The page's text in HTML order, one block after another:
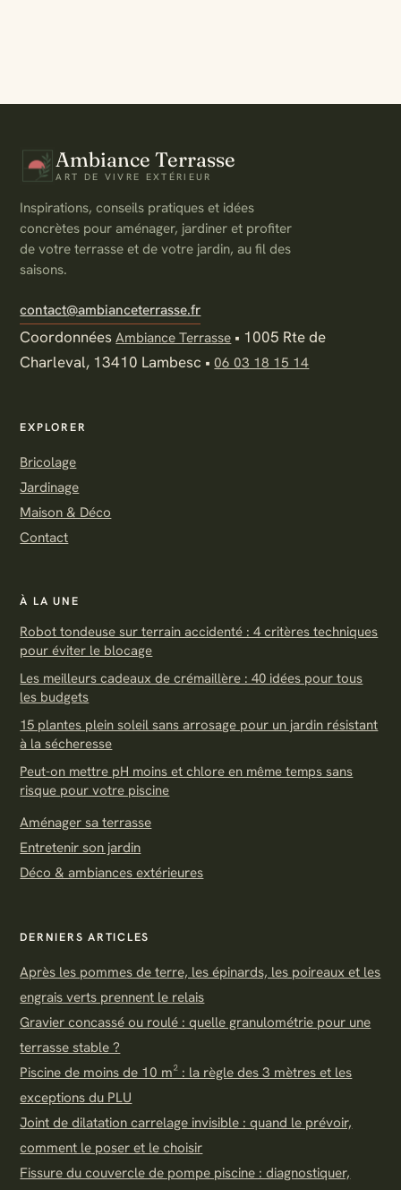
Ambiance Terrasse
ART DE VIVRE EXTÉRIEUR
Inspirations, conseils pratiques et idées
concrètes pour aménager, jardiner et profiter
de votre terrasse et de votre jardin, au fil des
saisons.
contact@ambianceterrasse.fr
Coordonnées Ambiance Terrasse • 1005 Rte de
Charleval, 13410 Lambesc •06 03 18 15 14
EXPLORER
Bricolage
Jardinage
Maison & Déco
Contact
À LA UNE
Robot tondeuse sur terrain accidenté : 4 critères techniques
pour éviter le blocage
Les meilleurs cadeaux de crémaillère : 40 idées pour tous
les budgets
15 plantes plein soleil sans arrosage pour un jardin résistant
à la sécheresse
Peut-on mettre pH moins et chlore en même temps sans
risque pour votre piscine
Aménager sa terrasse
Entretenir son jardin
Déco & ambiances extérieures
DERNIERS ARTICLES
Après les pommes de terre, les épinards, les poireaux et les
engrais verts prennent le relais
Gravier concassé ou roulé : quelle granulométrie pour une
terrasse stable ?
Piscine de moins de 10 m² : la règle des 3 mètres et les
exceptions du PLU
Joint de dilatation carrelage invisible : quand le prévoir,
comment le poser et le choisir
Fissure du couvercle de pompe piscine : diagnostiquer,